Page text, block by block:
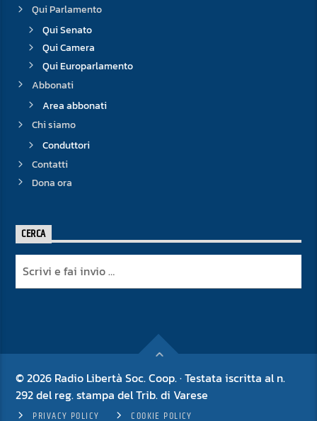
Qui Parlamento
Qui Senato
Qui Camera
Qui Europarlamento
Abbonati
Area abbonati
Chi siamo
Conduttori
Contatti
Dona ora
CERCA
© 2026 Radio Libertà Soc. Coop. · Testata iscritta al n.
292 del reg. stampa del Trib. di Varese
PRIVACY POLICY COOKIE POLICY